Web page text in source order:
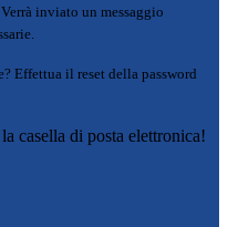
Verrà inviato un messaggio
Effettua il reset della password
casella di posta elettronica!